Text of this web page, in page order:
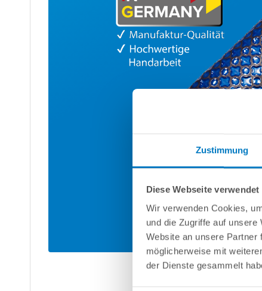
Zustimmung
Diese Webseite
Wir verwenden Cookies,
und die Zugriffe auf
Website an unsere Partner
möglicherweise mit
der Dienste gesammelt